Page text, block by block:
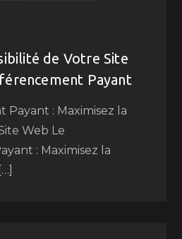
de Votre Site
Payant
Payant : Maximisez la
Web Le
: Maximisez la